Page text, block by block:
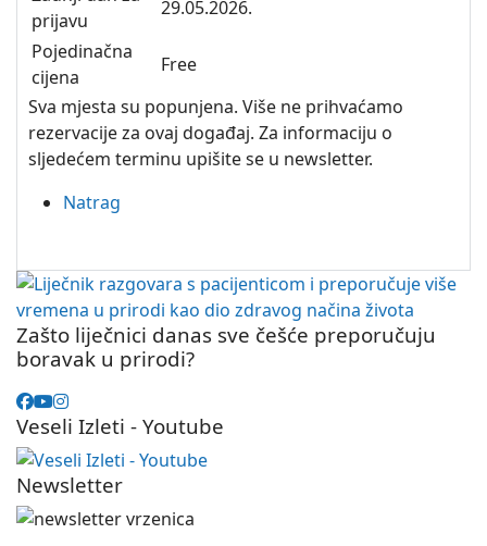
prijavu
29.05.2026.
Pojedinačna
cijena
Free
Sva mjesta su popunjena. Više ne prihvaćamo
rezervacije za ovaj događaj. Za informaciju o
sljedećem terminu upišite se u newsletter.
Natrag
Zašto liječnici danas sve češće preporučuju
boravak u prirodi?
Veseli Izleti - Youtube
Newsletter